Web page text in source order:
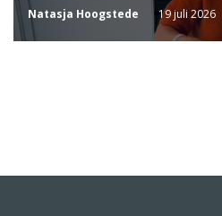
Natasja Hoogstede 19 juli 2026